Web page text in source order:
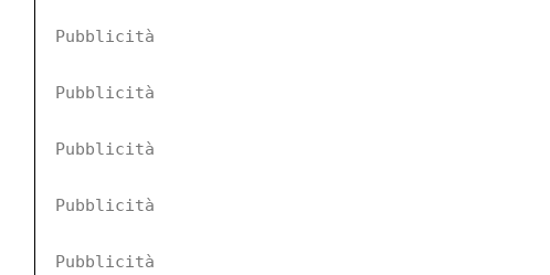
Pubblicità
Pubblicità
Pubblicità
Pubblicità
Pubblicità